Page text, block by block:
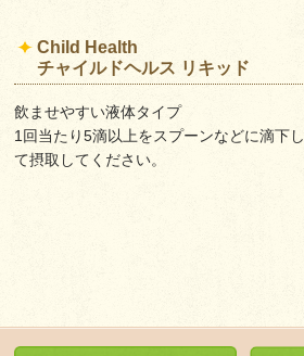
Child Health
チャイルドヘルス リキッド
飲ませやすい液体タイプ
1回当たり5滴以上をスプーンなどに滴下し
て摂取してください。